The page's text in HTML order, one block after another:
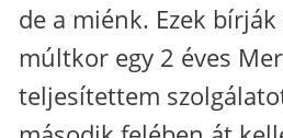
de a miénk. Ezek
múltkor egy 2 éves
teljesítettem